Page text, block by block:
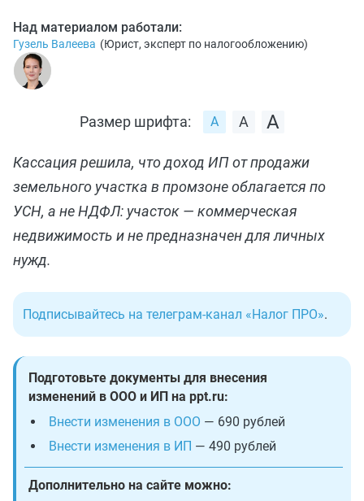
Над материалом работали:
Гузель Валеева (Юрист, эксперт по налогообложению)
Размер шрифта:
Кассация решила, что доход ИП от продажи
земельного участка в промзоне облагается по
УСН, а не НДФЛ: участок — коммерческая
недвижимость и не предназначен для личных
нужд.
Подписывайтесь на телеграм-канал «Налог ПРО».
Подготовьте документы для внесения
изменений в ООО и ИП на ppt.ru:
Внести изменения в ООО — 690 рублей
Внести изменения в ИП — 490 рублей
Дополнительно на сайте можно: